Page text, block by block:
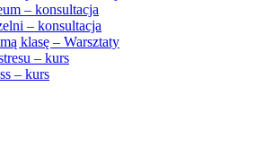
– konsultacja
– konsultacja
klasę – Warsztaty
– kurs
– kurs